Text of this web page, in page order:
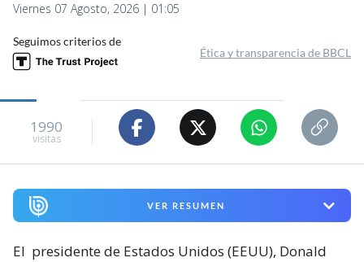
Viernes 07 Agosto, 2026 | 01:05
Seguimos criterios de
Ética y transparencia de BBCL
1990
visitas
VER RESUMEN
El presidente de Estados Unidos (EEUU), Donald